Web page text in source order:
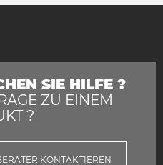
SIE HILFE ?
ZU EINEM
?
KONTAKTIEREN